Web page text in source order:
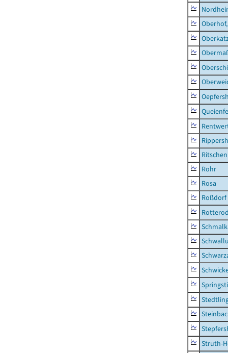
Rohr
Rosa
Roßdorf
Struth-